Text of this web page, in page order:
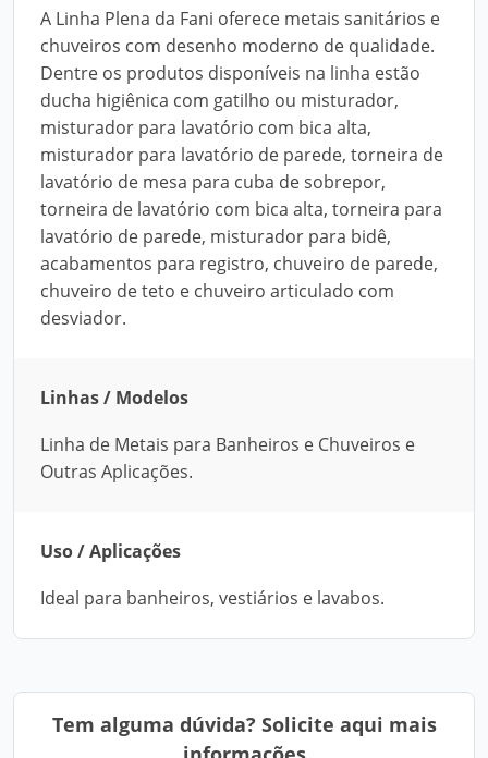
A Linha Plena da Fani oferece metais sanitários e
chuveiros com desenho moderno de qualidade.
Dentre os produtos disponíveis na linha estão
ducha higiênica com gatilho ou misturador,
misturador para lavatório com bica alta,
misturador para lavatório de parede, torneira de
lavatório de mesa para cuba de sobrepor,
torneira de lavatório com bica alta, torneira para
lavatório de parede, misturador para bidê,
acabamentos para registro, chuveiro de parede,
chuveiro de teto e chuveiro articulado com
desviador.
Linhas / Modelos
Linha de Metais para Banheiros e Chuveiros e
Outras Aplicações.
Uso / Aplicações
Ideal para banheiros, vestiários e lavabos.
Tem alguma dúvida? Solicite aqui mais